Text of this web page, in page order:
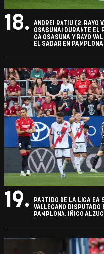
18.
ANDREI RATIU (2. RAYO
OSASUNA) DURANTE EL
CA OSASUNA Y RAYO
EL SADAR EN
19.
PARTIDO DE LA LIGA EA
VALLECANO DISPUTADO
PAMPLONA. IÑIGO